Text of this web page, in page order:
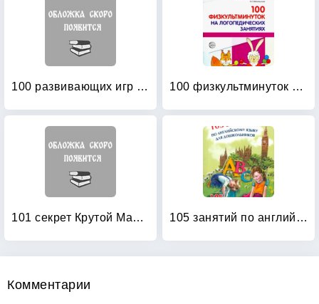
100 развивающих игр и упражнений от рождения до года 100 физкультминуток на логопедических занятиях
101 секрет Крутой Мамочки 105 занятий по английскому языку для дошкольников: Пособие для воспитателей детского сада, учителей английского языка и родителей
Комментарии